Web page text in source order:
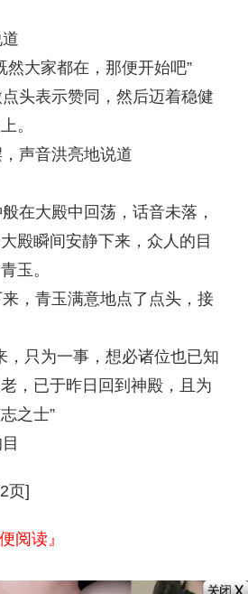
大家都在，那便开始吧”
头表示赞同，然后迈着稳健
。
声音洪亮地说道
在大殿中回荡，话音未落，
殿瞬间安静下来，众人的目
玉。
，青玉满意地点了点头，接
只为一事，想必诸位也已知
，已于昨日回到神殿，且为
之士”
页]
阅读』